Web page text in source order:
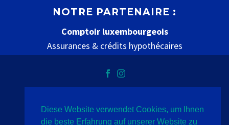
NOTRE PARTENAIRE :
Comptoir luxembourgeois
Assurances & crédits hypothécaires
Datenschutz Impressum Kontakt
Diese Website verwendet Cookies, um Ihnen
die beste Erfahrung auf unserer Website zu